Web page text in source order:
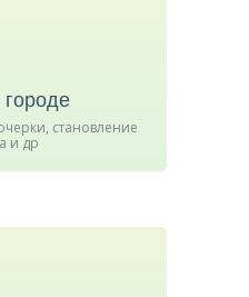
городе
становление
и др